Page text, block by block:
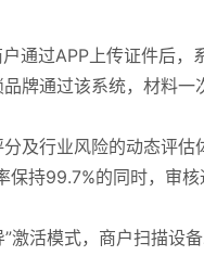
通过APP上传证件后
牌通过该系统，材料一
及行业风险的动态评
持99.7%的同时，审
激活模式，商户扫描设